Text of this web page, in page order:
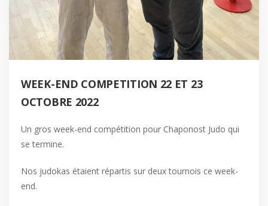
WEEK-END COMPETITION 22 ET 23
OCTOBRE 2022
Un gros week-end compétition pour Chaponost Judo qui
se termine.
Nos judokas étaient répartis sur deux tournois ce week-
end.